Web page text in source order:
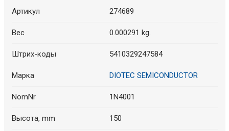
Артикул 274689
Вес 0.000291 kg.
Штрих-коды 5410329247584
Марка DIOTEC SEMICONDUCTOR
NomNr 1N4001
Высота, mm 150